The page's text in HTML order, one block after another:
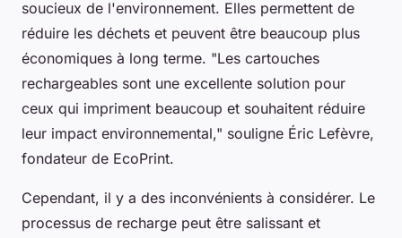
soucieux de l'environnement. Elles permettent de
réduire les déchets et peuvent être beaucoup plus
économiques à long terme. "Les cartouches
rechargeables sont une excellente solution pour
ceux qui impriment beaucoup et souhaitent réduire
leur impact environnemental," souligne Éric Lefèvre,
fondateur de EcoPrint.
Cependant, il y a des inconvénients à considérer. Le
processus de recharge peut être salissant et